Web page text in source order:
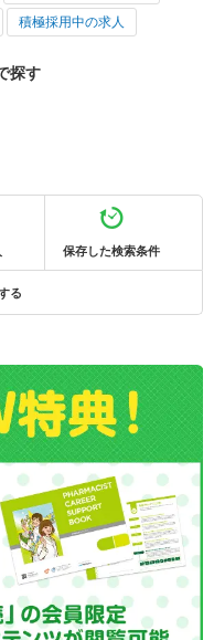
積極採用中の求人
探す
保存した検索条件
る